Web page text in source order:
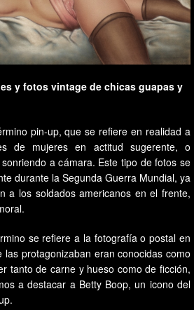
y fotos vintage de chicas guapas y
pin-up, que se refiere en realidad a
de mujeres en actitud sugerente, o
a cámara. Este tipo de fotos se
durante la Segunda Guerra Mundial, ya
a los soldados americanos en el frente,
se refiere a la fotografía o postal en
protagonizaban eran conocidas como
tanto de carne y hueso como de ficción,
a destacar a Betty Boop, un icono del